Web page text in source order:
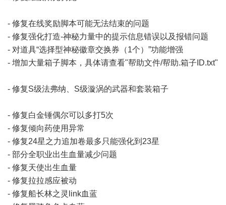
- 修复在线奖励脚本可能无法结束的问题
- 修复强化打造-神秘力量中的提示信息错误以及报错问题
- 对道具“选择型神秘徽章交换券（1个）”功能增强
- 增加大量箱子脚本，具体请查看"帮助文件/帮助.箱子ID.txt"
- 修复S级法弗纳、S级漩涡的武器和套装箱子
- 修复白金锤偶尔可以多打5次
- 修复倾向药使用异常
- 修复24星之力追加卷最多只能强化到23星
- 部分全职业出生血量减少问题
- 修复天使出生血量
- 修复拉拉感应被动
- 修复船长林之灵link血蓝